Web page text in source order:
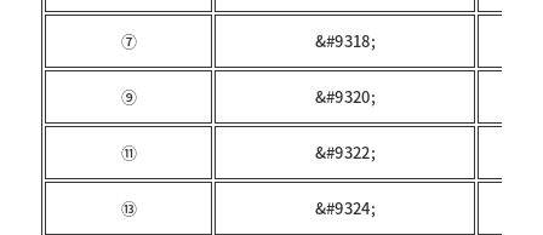
⑦ &#9318;
⑨ &#9320;
⑪ &#9322;
⑬ &#9324;